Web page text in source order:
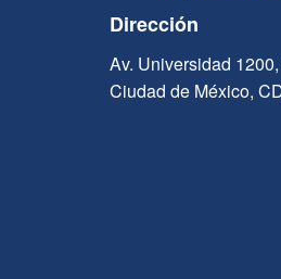
Dirección
Av. Universidad
Ciudad de México,